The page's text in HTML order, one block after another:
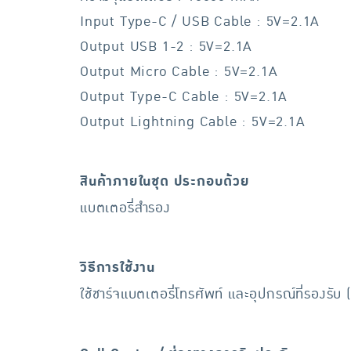
Input Type-C / USB Cable : 5V=2.1A
Output USB 1-2 : 5V=2.1A
Output Micro Cable : 5V=2.1A
Output Type-C Cable : 5V=2.1A
Output Lightning Cable : 5V=2.1A
สินค้าภายในชุด ประกอบด้วย
แบตเตอรี่สำรอง
วิธีการใช้งาน
ใช้ชาร์จแบตเตอรี่โทรศัพท์ และอุปกรณ์ที่รองรับ